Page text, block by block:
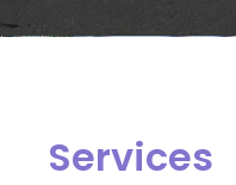
Services